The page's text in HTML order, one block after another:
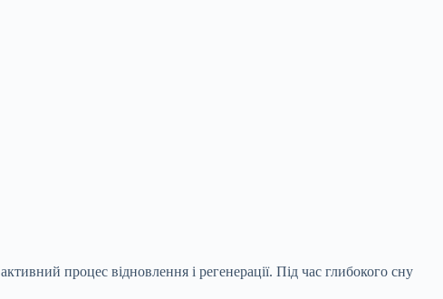
процес відновлення і регенерації. Під час глибокого сну